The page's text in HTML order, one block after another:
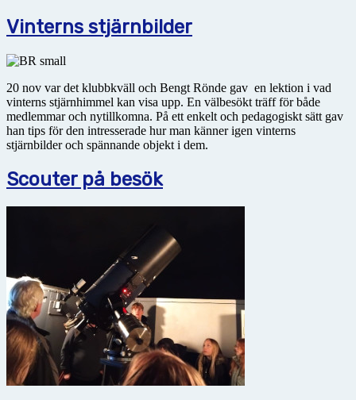
Vinterns stjärnbilder
20 nov var det klubbkväll och Bengt Rönde gav en lektion i vad
vinterns stjärnhimmel kan visa upp. En välbesökt träff för både
medlemmar och nytillkomna. På ett enkelt och pedagogiskt sätt gav
han tips för den intresserade hur man känner igen vinterns
stjärnbilder och spännande objekt i dem.
Scouter på besök